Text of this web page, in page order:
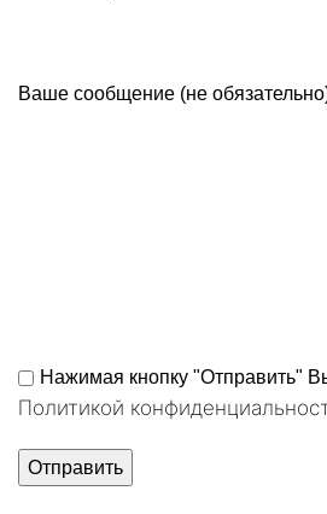
Ваше сообщение (не
Нажимая кнопку "Отправить"
Политикой